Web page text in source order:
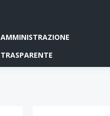
AMMINISTRAZIONE
TRASPARENTE